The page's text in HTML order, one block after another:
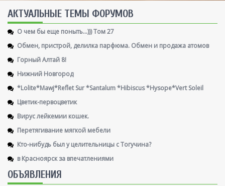
AКТУАЛЬНЫЕ ТЕМЫ ФОРУМОВ
О чем бы еще поныть...))) Том 27
Обмен, пристрой, делилка парфюма. Обмен и продажа атомов
Горный Алтай 8!
Нижний Новгород
*Lolite*Mawj*Reflet Sur *Santalum *Hibiscus *Hysope*Vert Soleil
Цветик-первоцветик
Вирус лейкемии кошек.
Перетягивание мягкой мебели
Кто-нибудь был у целительницы с Тогучина?
в Красноярск за впечатлениями
ОБЪЯВЛЕНИЯ